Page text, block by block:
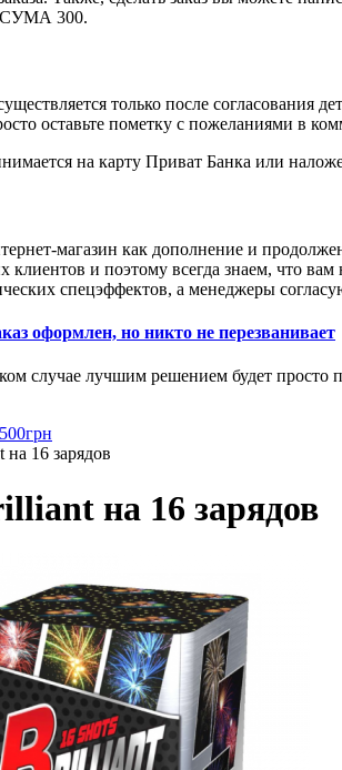
300.
только после
оставьте пометку с пожеланиями в
на карту Приват Банка или
магазин как дополнение и
клиентов и поэтому всегда знаем, что
спецэффектов, а менеджеры
оформлен, но никто не перезванивает
случае лучшим решением будет
16 зарядов
на 16 зарядов